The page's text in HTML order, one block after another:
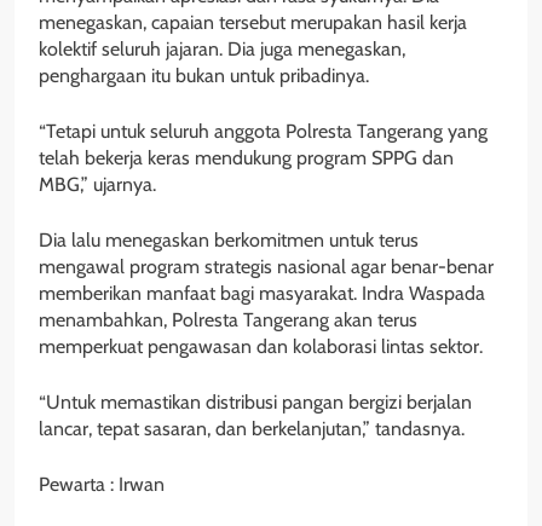
menegaskan, capaian tersebut merupakan hasil kerja
kolektif seluruh jajaran. Dia juga menegaskan,
penghargaan itu bukan untuk pribadinya.
“Tetapi untuk seluruh anggota Polresta Tangerang yang
telah bekerja keras mendukung program SPPG dan
MBG,” ujarnya.
Dia lalu menegaskan berkomitmen untuk terus
mengawal program strategis nasional agar benar-benar
memberikan manfaat bagi masyarakat. Indra Waspada
menambahkan, Polresta Tangerang akan terus
memperkuat pengawasan dan kolaborasi lintas sektor.
“Untuk memastikan distribusi pangan bergizi berjalan
lancar, tepat sasaran, dan berkelanjutan,” tandasnya.
Pewarta : Irwan